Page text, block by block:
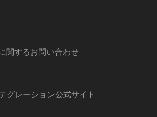
関するお問い合わせ
グレーション公式サイト